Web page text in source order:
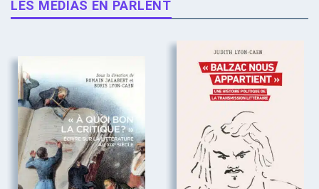
LES MÉDIAS EN PARLENT